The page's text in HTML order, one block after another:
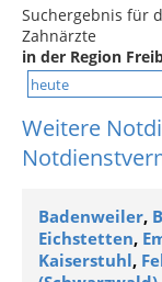
Suchergebnis für
Zahnärzte
in der Region
Weitere
Badenweiler,
Eichstetten,
Kaiserstuhl,